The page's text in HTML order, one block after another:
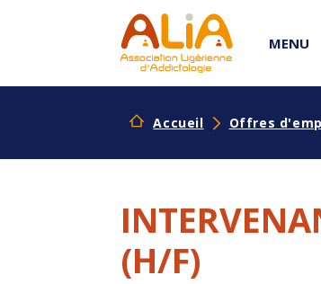
MENU
Accueil Offres
(H/F)
Panneau de gestion des cookies